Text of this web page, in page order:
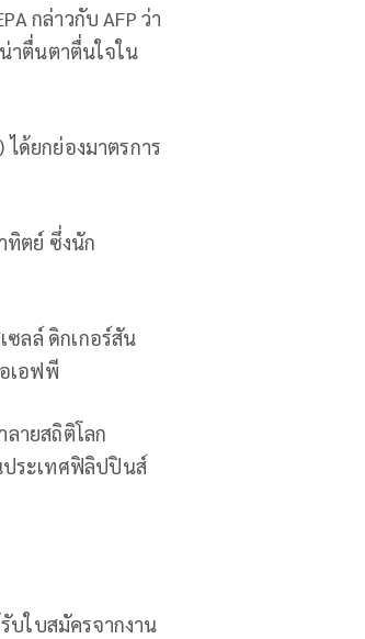
กล่าวกับ AFP ว่า
าตื่นตาตื่นใจใน
ด้ยกย่องมาตรการ
ทิตย์ ซึ่งนัก
ลล์ ดิกเกอร์สัน
เอฟพี
ลายสถิติโลก
ประเทศฟิลิปปินส์
บใบสมัครจากงาน